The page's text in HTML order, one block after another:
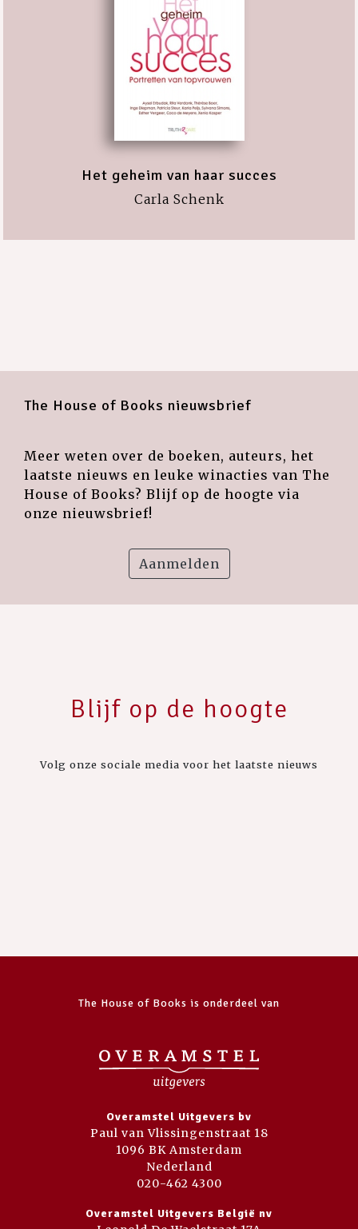
Het geheim van haar succes
Carla Schenk
The House of Books nieuwsbrief
Meer weten over de boeken, auteurs, het
laatste nieuws en leuke winacties van The
House of Books? Blijf op de hoogte via
onze nieuwsbrief!
Aanmelden
Blijf op de hoogte
Volg onze sociale media voor het laatste nieuws
The House of Books is onderdeel van
Overamstel Uitgevers bv
Paul van Vlissingenstraat 18
1096 BK Amsterdam
Nederland
020-462 4300
Overamstel Uitgevers België nv